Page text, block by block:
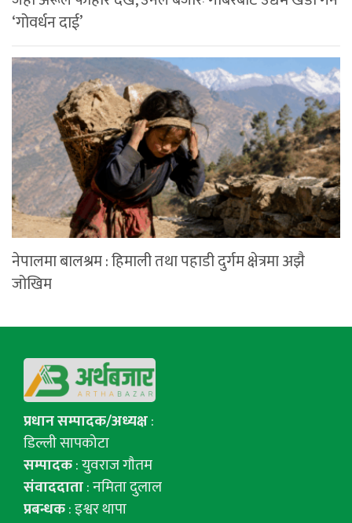
‘गोवर्धन दाई’
नेपालमा बालश्रम : हिमाली तथा पहाडी दुर्गम क्षेत्रमा अझै
जोखिम
प्रधान सम्पादक/अध्यक्ष:
डिल्ली सापकोटा
सम्पादक: युवराज गाैतम
संवाददाता: नमिता दुलाल
प्रबन्धक: इश्वर थापा